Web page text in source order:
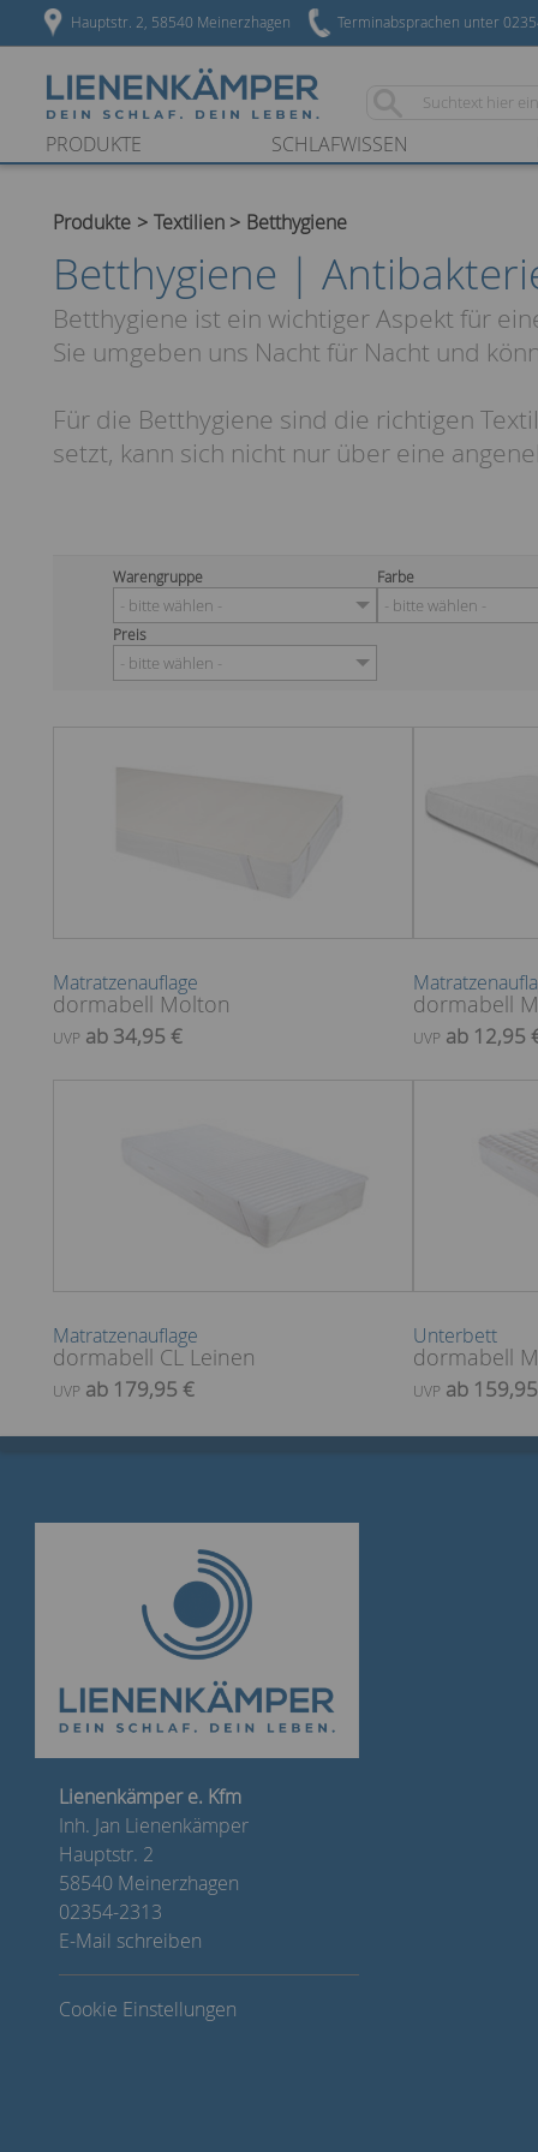
Hauptstr. 2, 58540 Meinerzhagen Terminabsprachen unter
PRODUKTE SCHLAFWISSEN
Produkte Textilien Betthygiene
Betthygiene |
Betthygiene ist ein wichtiger Aspekt für
Sie umgeben uns Nacht für Nacht und
Für die Betthygiene sind die richtigen
setzt, kann sich nicht nur über eine
Warengruppe
- bitte wählen -
Farbe
- bitte wählen -
Preis
- bitte wählen -
Matratzenauflage
dormabell Molton
UVP ab 34,95 €
dormabell
UVP ab 12,95
Matratzenauflage
dormabell CL Leinen
UVP ab 179,95 €
Unterbett
dormabell
UVP ab
Lienenkämper e. Kfm
Inh. Jan Lienenkämper
Hauptstr. 2
58540 Meinerzhagen
02354-2313
E-Mail schreiben
Cookie Einstellungen